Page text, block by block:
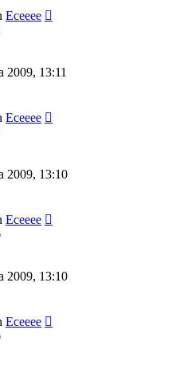
Eceeee
2009, 13:11
Eceeee
2009, 13:10
Eceeee
2009, 13:10
Eceeee